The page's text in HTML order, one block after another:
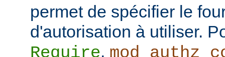
permet de spécifier le
d'autorisation à utiliser.
Require,